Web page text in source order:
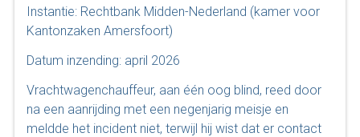
Instantie: Rechtbank Midden-Nederland (kamer voor
Kantonzaken Amersfoort)
Datum inzending: april 2026
Vrachtwagenchauffeur, aan één oog blind, reed door
na een aanrijding met een negenjarig meisje en
meldde het incident niet, terwijl hij wist dat er contact